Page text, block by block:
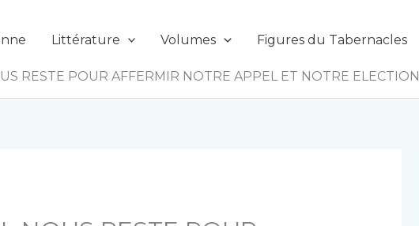
Littérature Volumes Figures du Tabernacles
RESTE POUR AFFERMIR NOTRE APPEL ET NOTRE ELECTION